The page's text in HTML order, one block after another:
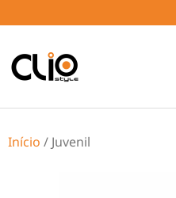
Início / Juvenil